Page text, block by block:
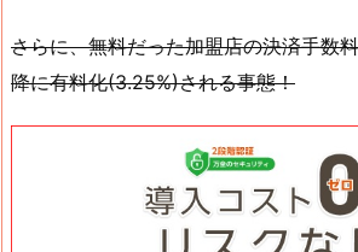
さらに、無料だった加盟店の決済手数
降に有料化(3.25%)される事態！